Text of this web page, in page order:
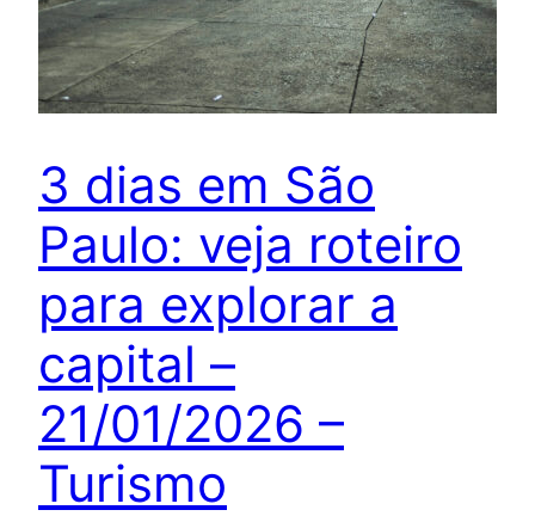
3 dias em São
Paulo: veja roteiro
para explorar a
capital –
21/01/2026 –
Turismo